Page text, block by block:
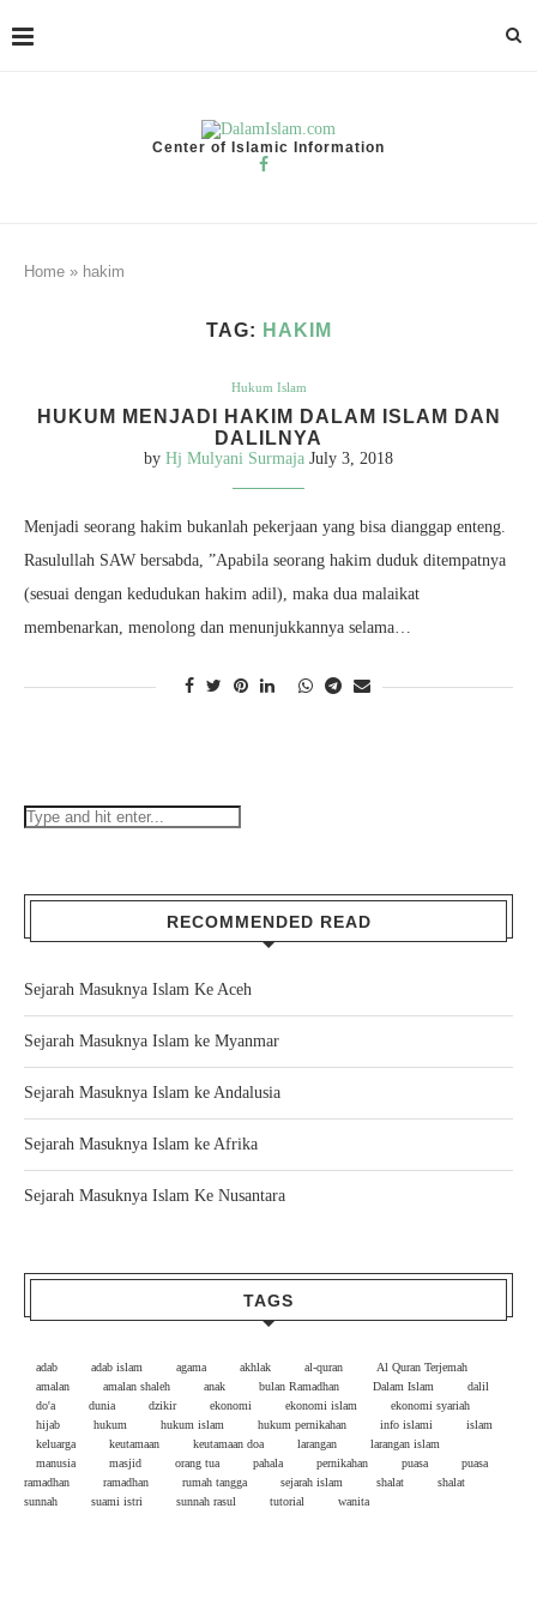
Center of Islamic Information
Home » hakim
TAG: HAKIM
Hukum Islam
HUKUM MENJADI HAKIM DALAM ISLAM DAN
DALILNYA
by Hj Mulyani Surmaja July 3, 2018
Menjadi seorang hakim bukanlah pekerjaan yang bisa dianggap enteng.
Rasulullah SAW bersabda, ”Apabila seorang hakim duduk ditempatnya
(sesuai dengan kedudukan hakim adil), maka dua malaikat
membenarkan, menolong dan menunjukkannya selama…
RECOMMENDED READ
Sejarah Masuknya Islam Ke Aceh
Sejarah Masuknya Islam ke Myanmar
Sejarah Masuknya Islam ke Andalusia
Sejarah Masuknya Islam ke Afrika
Sejarah Masuknya Islam Ke Nusantara
TAGS
adab adab islam agama akhlak al-quran
Al Quran Terjemah
amalan
amalan shaleh anak bulan Ramadhan Dalam Islam
dalil
do'a
dunia dzikir ekonomi ekonomi islam
ekonomi syariah
hijab
hukum hukum islam hukum pernikahan info islami
islam
keluarga
keutamaan keutamaan doa larangan
larangan islam
manusia
masjid orang tua pahala pernikahan puasa
puasa
ramadhan
ramadhan rumah tangga sejarah islam shalat
shalat
sunnah
suami istri sunnah rasul tutorial wanita